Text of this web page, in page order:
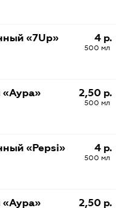
4 р.
500 мл
«7Up»
2,50 р.
500 мл
«Аура»
4 р.
500 мл
«Pepsi»
2,50 р.
«Аура»